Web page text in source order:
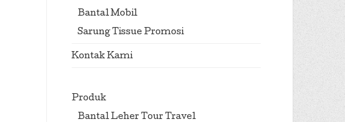
Bantal Mobil
Sarung Tissue Promosi
Kontak Kami
Produk
Bantal Leher Tour Travel